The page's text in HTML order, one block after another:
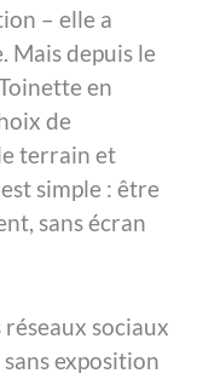
– elle a
Mais depuis le
en
de
terrain et
simple : être
sans écran
sociaux
exposition